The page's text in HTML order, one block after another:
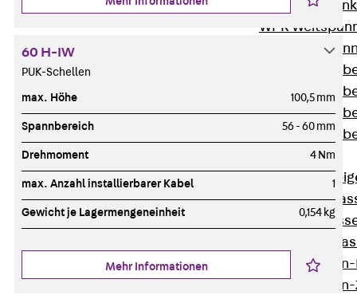
WL
WPR
WLR
Steigetrassen
STU
ST
LGG
60 H-IW
PUK-Schellen
max. Höhe 100,5 mm
Spannbereich 56 - 60 mm
Drehmoment 4 Nm
max. Anzahl installierbarer Kabel 1
Gewicht je Lagermengeneinheit 0,154 kg
Mehr Informationen